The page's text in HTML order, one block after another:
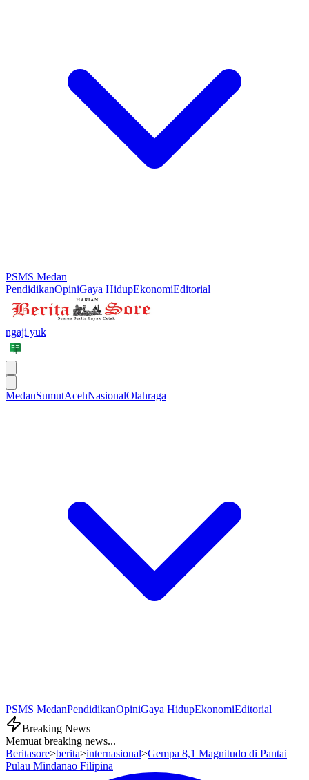
PSMS Medan
PendidikanOpiniGaya HidupEkonomiEditorial
ngaji yuk
MedanSumutAcehNasionalOlahraga
PSMS MedanPendidikanOpiniGaya HidupEkonomiEditorial
Breaking News
Memuat breaking news...
Beritasore>berita>internasional>Gempa 8,1 Magnitudo di Pantai
Pulau Mindanao Filipina